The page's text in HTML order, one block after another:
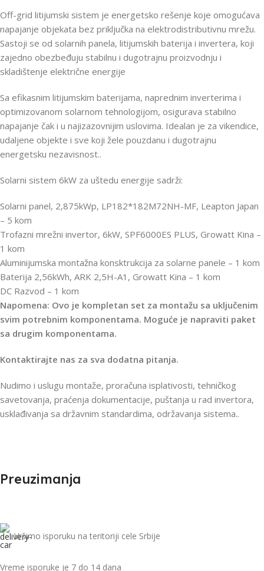
Off-grid litijumski sistem je energetsko rešenje koje omogućava
napajanje objekata bez priključka na elektrodistributivnu mrežu.
Sastoji se od solarnih panela, litijumskih baterija i invertera, koji
zajedno obezbeđuju stabilnu i dugotrajnu proizvodnju i
skladištenje električne energije
Sa efikasnim litijumskim baterijama, naprednim inverterima i
optimizovanom solarnom tehnologijom, osigurava stabilno
napajanje čak i u najizazovnijim uslovima. Idealan je za vikendice,
udaljene objekte i sve koji žele pouzdanu i dugotrajnu
energetsku nezavisnost..
Solarni sistem 6kW za uštedu energije sadrži:
Solarni panel, 2,875kWp, LP182*182M72NH-MF, Leapton Japan
– 5 kom
Trofazni mrežni invertor, 6kW, SPF6000ES PLUS, Growatt Kina –
1 kom
Aluminijumska montažna konsktrukcija za solarne panele – 1 kom
Baterija 2,56kWh, ARK 2,5H-A1, Growatt Kina – 1 kom
DC Razvod – 1 kom
Napomena: Ovo je kompletan set za montažu sa uključenim
svim potrebnim komponentama. Moguće je napraviti paket
sa drugim komponentama.
Kontaktirajte nas za sva dodatna pitanja.
Nudimo i uslugu montaže, proračuna isplativosti, tehničkog
savetovanja, praćenja dokumentacije, puštanja u rad invertora,
usklađivanja sa državnim standardima, održavanja sistema..
Preuzimanja
Vršimo isporuku na teritoriji cele Srbije
Vreme isporuke je 7 do 14 dana